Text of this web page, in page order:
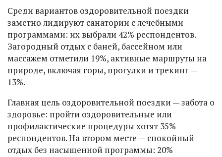
Среди вариантов оздоровительной поездки
заметно лидируют санатории с лечебными
программами: их выбрали 42% респондентов.
Загородный отдых с баней, бассейном или
массажем отметили 19%, активные маршруты на
природе, включая горы, прогулки и трекинг —
13%.
Главная цель оздоровительной поездки — забота о
здоровье: пройти оздоровительные или
профилактические процедуры хотят 35%
респондентов. На втором месте — спокойный
отдых без насыщенной программы: 20%